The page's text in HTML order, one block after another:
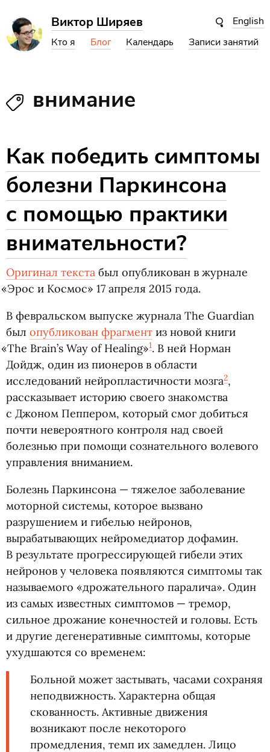
English
Виктор Ширяев
Кто я Блог Календарь Записи занятий
внимание
Как победить симптомы
болезни Паркинсона
с помощью практики
внимательности?
Оригинал текста был опубликован в журнале
«Эрос и Космос» 17 апреля 2015 года.
В февральском выпуске журнала The Guardian
был опубликован фрагмент из новой книги
«The Brain’s Way of Healing»1. В ней Норман
Дойдж, один из пионеров в области
исследований нейропластичности мозга2,
рассказывает историю своего знакомства
с Джоном Пеппером, который смог добиться
почти невероятного контроля над своей
болезнью при помощи сознательного волевого
управления вниманием.
Болезнь Паркинсона — тяжелое заболевание
моторной системы, которое вызвано
разрушением и гибелью нейронов,
вырабатывающих нейромедиатор дофамин.
В результате прогрессирующей гибели этих
нейронов у человека появляются симптомы так
называемого «дрожательного паралича». Один
из самых известных симптомов — тремор,
сильное дрожание конечностей и головы. Есть
и другие дегенеративные симптомы, которые
ухудшаются со временем:
Больной может застывать, часами сохраняя
неподвижность. Характерна общая
скованность. Активные движения
возникают после некоторого
промедления, темп их замедлен. Лицо